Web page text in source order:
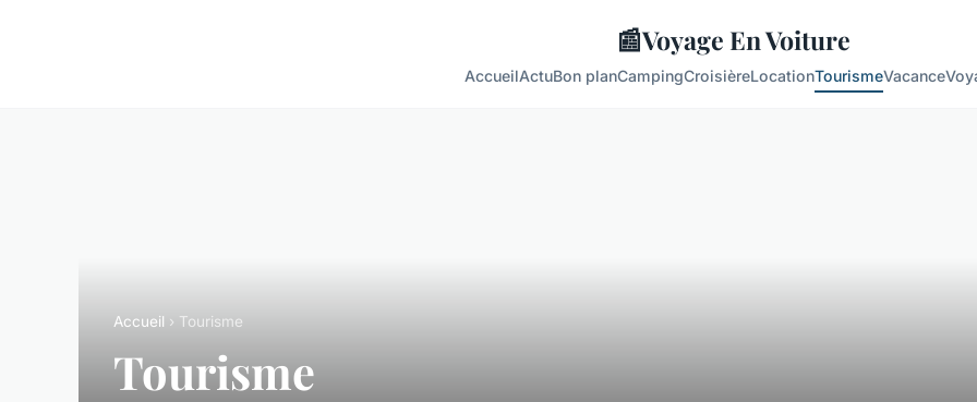
📰Voyage En Voiture
AccueilActuBon planCampingCroisièreLocationTourismeVacance
Accueil › Tourisme
Tourisme